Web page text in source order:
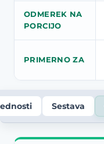
ODMEREK NA
PORCIJO
PRIMERNO ZA
Sestava